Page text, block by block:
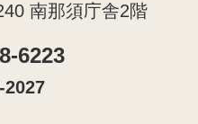
南那須庁舎2階
6223
2027